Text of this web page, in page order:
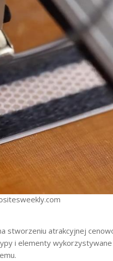
stworzeniu atrakcyjnej
i elementy